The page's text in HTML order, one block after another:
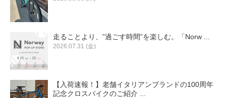
走ることより、”過ごす時間”を楽しむ。「Norw ...
2026.07.31 (金)
【入荷速報！】老舗イタリアンブランドの100周年
記念クロスバイクのご紹介 ...